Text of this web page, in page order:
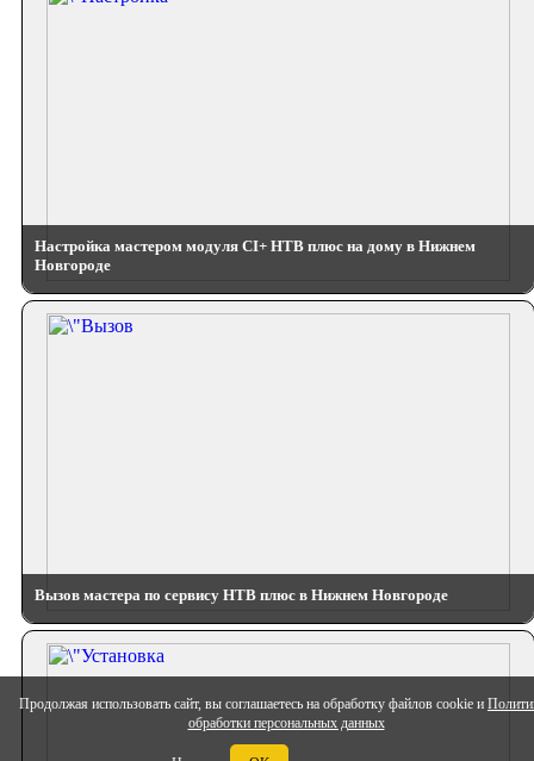
Продолжая использовать сайт, вы соглашаетесь на обработку файлов cookie и
обработки персональных данных
Настройка мастером модуля CI+ НТВ плюс на дому в Нижнем
Новгороде
Вызов мастера по сервису НТВ плюс в Нижнем Новгороде